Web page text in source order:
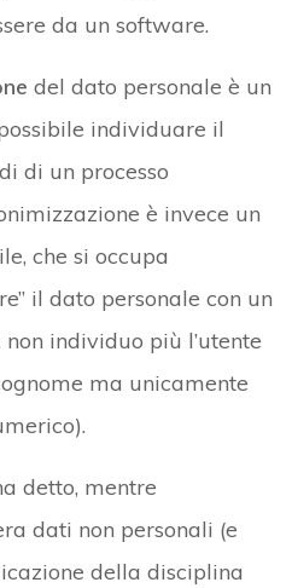
da un software.
del dato personale è un
individuare il
di un processo
è invece un
che si occupa
il dato personale con un
individuo più l’utente
ma unicamente
detto, mentre
dati non personali (e
della disciplina